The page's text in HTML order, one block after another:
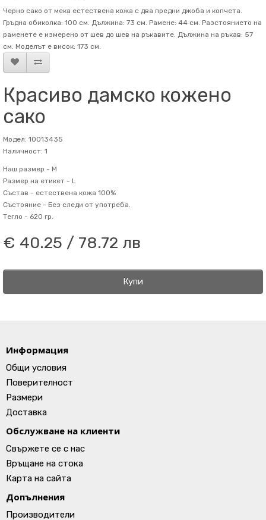
Черно сако от мека естествена кожа с два предни джоба и копчета.
Гръдна обиколка: 100 см. Дължина: 73 см. Рамене: 44 см. Разстоянието на
раменете е измерено от шев до шев на ръкавите. Дължина на ръкав: 57
см. Mоделът е висок: 173 см.
Красиво дамско кожено
сако
Модел: 10013435
Наличност: 1
Наш размер - M
Размер на етикет - L
Състав - естествена кожа 100%
Състояние - Без следи от употреба.
Тегло - 620 гр.
€ 40.25 / 78.72 лв
Купи
Информация
Общи условия
Поверителност
Размери
Доставка
Обслужване на клиенти
Свържете се с нас
Връщане на стока
Карта на сайта
Допълнения
Производители